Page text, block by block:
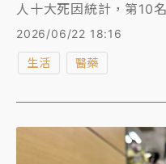
人十大死因統計，第10
「蓄意自我傷害（自殺
人走上絕路的推手之一
問題自殺最高的一塊年
機關（構）人員的「自
2026/06/22 18:16
生活 醫藥